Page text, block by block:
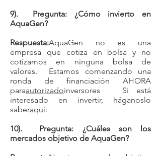
9). Pregunta: ¿Cómo invierto en
AquaGen?
Respuesta:AquaGen no es una
empresa que cotiza en bolsa y no
cotizamos en ninguna bolsa de
valores. Estamos comenzando una
ronda de financiación AHORA
paraautorizadoinversores Si está
interesado en invertir, háganoslo
saberaquí:
10). Pregunta: ¿Cuáles son los
mercados objetivo de AquaGen?